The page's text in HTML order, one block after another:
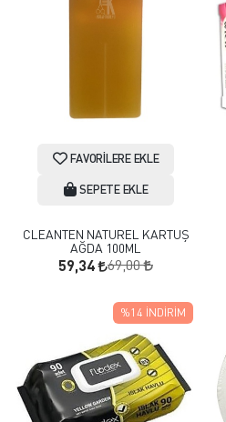
FAVORILERE EKLE
SEPETE EKLE
CLEANTEN NATUREL KARTUŞ
AĞDA 100ML
59,34 69,00
%14 İNDIRIM